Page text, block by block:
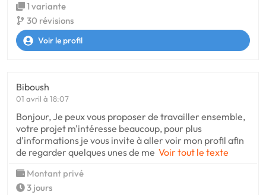
1 variante
30 révisions
Voir le profil
Biboush
01 avril à 18:07
Bonjour, Je peux vous proposer de travailler ensemble,
votre projet m'intéresse beaucoup, pour plus
d'informations je vous invite à aller voir mon profil afin
de regarder quelques unes de me Voir tout le texte
Montant privé
3 jours